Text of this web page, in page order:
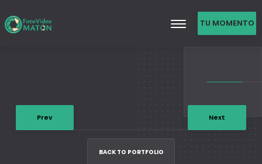
TU MOMENTO
Prev
BACK TO PORTFOLIO
Next